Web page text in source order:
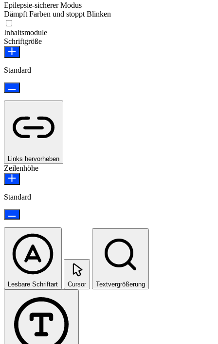
Epilepsie-sicherer Modus
Dämpft Farben und stoppt Blinken
Inhaltsmodule
Schriftgröße
Standard
Links hervorheben
Zeilenhöhe
Standard
Lesbare Schriftart Cursor Textvergrößerung